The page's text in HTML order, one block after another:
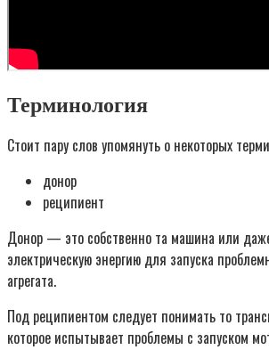
Терминология
Стоит пару слов упомянуть о некоторых
донор
реципиент
Донор — это собственно та машина или
электрическую энергию для запуска
агрегата.
Под реципиентом следует понимать то
которое испытывает проблемы с запуском